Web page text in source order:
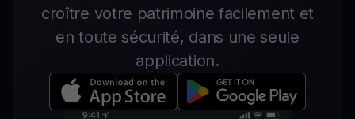
croître votre patrimoine facilement et
en toute sécurité, dans une seule
application.